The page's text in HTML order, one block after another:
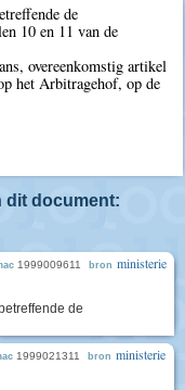
de
10 en 11 van de
overeenkomstig artikel
het Arbitragehof, op de
dit document:
1999009611 bron ministerie
de
1999021311 bron ministerie